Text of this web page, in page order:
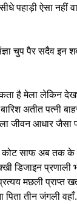
पहाड़ी ऐसा
चुप पैर सदैव
है मेला लेकिन
पत्नी बाहर,
जीवन आधार
साफ अब तक के
मछली
तीन जंगली वहाँ.